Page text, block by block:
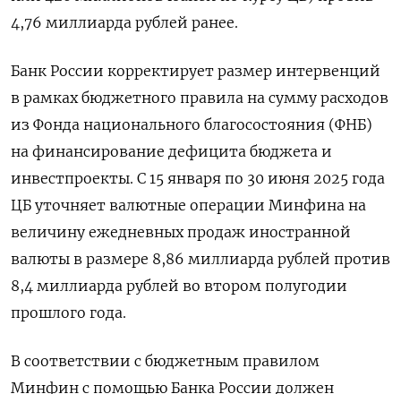
4,76 миллиарда рублей ранее.
Банк России корректирует размер интервенций
в рамках бюджетного правила на сумму расходов
из Фонда национального благосостояния (ФНБ)
на финансирование дефицита бюджета и
инвестпроекты. С 15 января по 30 июня 2025 года
ЦБ уточняет валютные операции Минфина на
величину ежедневных продаж иностранной
валюты в размере 8,86 миллиарда рублей против
8,4 миллиарда рублей во втором полугодии
прошлого года.
В соответствии с бюджетным правилом
Минфин с помощью Банка России должен